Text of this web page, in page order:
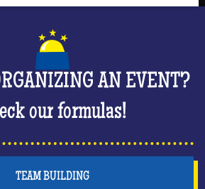
AN EVENT?
our formulas!
TEAM BUILDING